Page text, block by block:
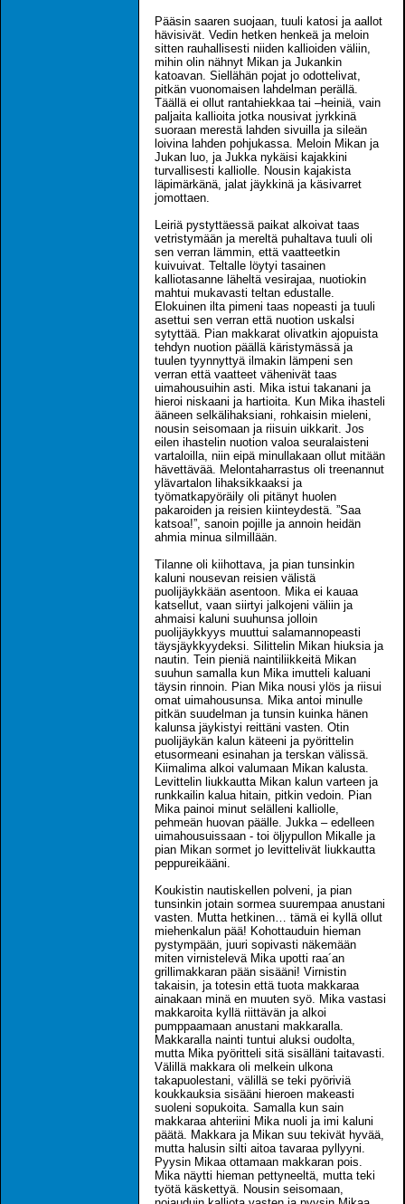
Pääsin saaren suojaan, tuuli katosi ja aallot
hävisivät. Vedin hetken henkeä ja meloin
sitten rauhallisesti niiden kallioiden väliin,
mihin olin nähnyt Mikan ja Jukankin
katoavan. Siellähän pojat jo odottelivat,
pitkän vuonomaisen lahdelman perällä.
Täällä ei ollut rantahiekkaa tai –heiniä, vain
paljaita kallioita jotka nousivat jyrkkinä
suoraan merestä lahden sivuilla ja sileän
loivina lahden pohjukassa. Meloin Mikan ja
Jukan luo, ja Jukka nykäisi kajakkini
turvallisesti kalliolle. Nousin kajakista
läpimärkänä, jalat jäykkinä ja käsivarret
jomottaen.
Leiriä pystyttäessä paikat alkoivat taas
vetristymään ja mereltä puhaltava tuuli oli
sen verran lämmin, että vaatteetkin
kuivuivat. Teltalle löytyi tasainen
kalliotasanne läheltä vesirajaa, nuotiokin
mahtui mukavasti teltan edustalle.
Elokuinen ilta pimeni taas nopeasti ja tuuli
asettui sen verran että nuotion uskalsi
sytyttää. Pian makkarat olivatkin ajopuista
tehdyn nuotion päällä käristymässä ja
tuulen tyynnyttyä ilmakin lämpeni sen
verran että vaatteet vähenivät taas
uimahousuihin asti. Mika istui takanani ja
hieroi niskaani ja hartioita. Kun Mika ihasteli
ääneen selkälihaksiani, rohkaisin mieleni,
nousin seisomaan ja riisuin uikkarit. Jos
eilen ihastelin nuotion valoa seuralaisteni
vartaloilla, niin eipä minullakaan ollut mitään
hävettävää. Melontaharrastus oli treenannut
ylävartalon lihaksikkaaksi ja
työmatkapyöräily oli pitänyt huolen
pakaroiden ja reisien kiinteydestä. ”Saa
katsoa!”, sanoin pojille ja annoin heidän
ahmia minua silmillään.
Tilanne oli kiihottava, ja pian tunsinkin
kaluni nousevan reisien välistä
puolijäykkään asentoon. Mika ei kauaa
katsellut, vaan siirtyi jalkojeni väliin ja
ahmaisi kaluni suuhunsa jolloin
puolijäykkyys muuttui salamannopeasti
täysjäykkyydeksi. Silittelin Mikan hiuksia ja
nautin. Tein pieniä naintiliikkeitä Mikan
suuhun samalla kun Mika imutteli kaluani
täysin rinnoin. Pian Mika nousi ylös ja riisui
omat uimahousunsa. Mika antoi minulle
pitkän suudelman ja tunsin kuinka hänen
kalunsa jäykistyi reittäni vasten. Otin
puolijäykän kalun käteeni ja pyörittelin
etusormeani esinahan ja terskan välissä.
Kiimalima alkoi valumaan Mikan kalusta.
Levittelin liukkautta Mikan kalun varteen ja
runkkailin kalua hitain, pitkin vedoin. Pian
Mika painoi minut selälleni kalliolle,
pehmeän huovan päälle. Jukka – edelleen
uimahousuissaan - toi öljypullon Mikalle ja
pian Mikan sormet jo levittelivät liukkautta
peppureikääni.
Koukistin nautiskellen polveni, ja pian
tunsinkin jotain sormea suurempaa anustani
vasten. Mutta hetkinen… tämä ei kyllä ollut
miehenkalun pää! Kohottauduin hieman
pystympään, juuri sopivasti näkemään
miten virnistelevä Mika upotti raa´an
grillimakkaran pään sisääni! Virnistin
takaisin, ja totesin että tuota makkaraa
ainakaan minä en muuten syö. Mika vastasi
makkaroita kyllä riittävän ja alkoi
pumppaamaan anustani makkaralla.
Makkaralla nainti tuntui aluksi oudolta,
mutta Mika pyöritteli sitä sisälläni taitavasti.
Välillä makkara oli melkein ulkona
takapuolestani, välillä se teki pyöriviä
koukkauksia sisääni hieroen makeasti
suoleni sopukoita. Samalla kun sain
makkaraa ahteriini Mika nuoli ja imi kaluni
päätä. Makkara ja Mikan suu tekivät hyvää,
mutta halusin silti aitoa tavaraa pyllyyni.
Pyysin Mikaa ottamaan makkaran pois.
Mika näytti hieman pettyneeltä, mutta teki
työtä käskettyä. Nousin seisomaan,